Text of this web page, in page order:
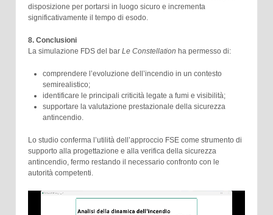
disposizione per portarsi in luogo sicuro e incrementa
significativamente il tempo di esodo.
8. Conclusioni
La simulazione FDS del bar Le Constellation ha permesso di:
comprendere l’evoluzione dell’incendio in un contesto
semirealistico;
identificare le principali criticità legate a fumi e visibilità;
supportare la valutazione prestazionale della sicurezza
antincendio.
Lo studio conferma l’utilità dell’approccio FSE come strumento di
supporto alla progettazione e alla verifica della sicurezza
antincendio, fermo restando il necessario confronto con le
autorità competenti.
Video